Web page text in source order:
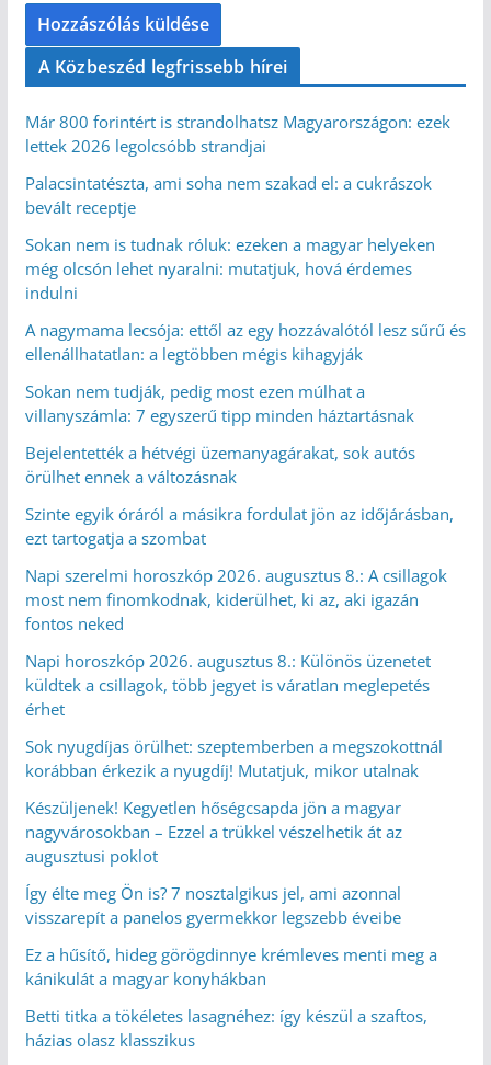
A Közbeszéd legfrissebb hírei
Már 800 forintért is strandolhatsz Magyarországon: ezek
lettek 2026 legolcsóbb strandjai
Palacsintatészta, ami soha nem szakad el: a cukrászok
bevált receptje
Sokan nem is tudnak róluk: ezeken a magyar helyeken
még olcsón lehet nyaralni: mutatjuk, hová érdemes
indulni
A nagymama lecsója: ettől az egy hozzávalótól lesz sűrű és
ellenállhatatlan: a legtöbben mégis kihagyják
Sokan nem tudják, pedig most ezen múlhat a
villanyszámla: 7 egyszerű tipp minden háztartásnak
Bejelentették a hétvégi üzemanyagárakat, sok autós
örülhet ennek a változásnak
Szinte egyik óráról a másikra fordulat jön az időjárásban,
ezt tartogatja a szombat
Napi szerelmi horoszkóp 2026. augusztus 8.: A csillagok
most nem finomkodnak, kiderülhet, ki az, aki igazán
fontos neked
Napi horoszkóp 2026. augusztus 8.: Különös üzenetet
küldtek a csillagok, több jegyet is váratlan meglepetés
érhet
Sok nyugdíjas örülhet: szeptemberben a megszokottnál
korábban érkezik a nyugdíj! Mutatjuk, mikor utalnak
Készüljenek! Kegyetlen hőségcsapda jön a magyar
nagyvárosokban – Ezzel a trükkel vészelhetik át az
augusztusi poklot
Így élte meg Ön is? 7 nosztalgikus jel, ami azonnal
visszarepít a panelos gyermekkor legszebb éveibe
Ez a hűsítő, hideg görögdinnye krémleves menti meg a
kánikulát a magyar konyhákban
Betti titka a tökéletes lasagnéhez: így készül a szaftos,
házias olasz klasszikus